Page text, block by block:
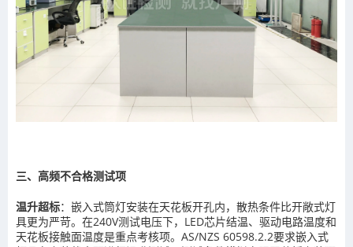
三、高频不合格测试项
温升超标：嵌入式筒灯安装在天花板开孔内，散热条件比开敞式灯
具更为严苛。在240V测试电压下，LED芯片结温、驱动电路温度和
天花板接触面温度是重点考核项。AS/NZS 60598.2.2要求嵌入式